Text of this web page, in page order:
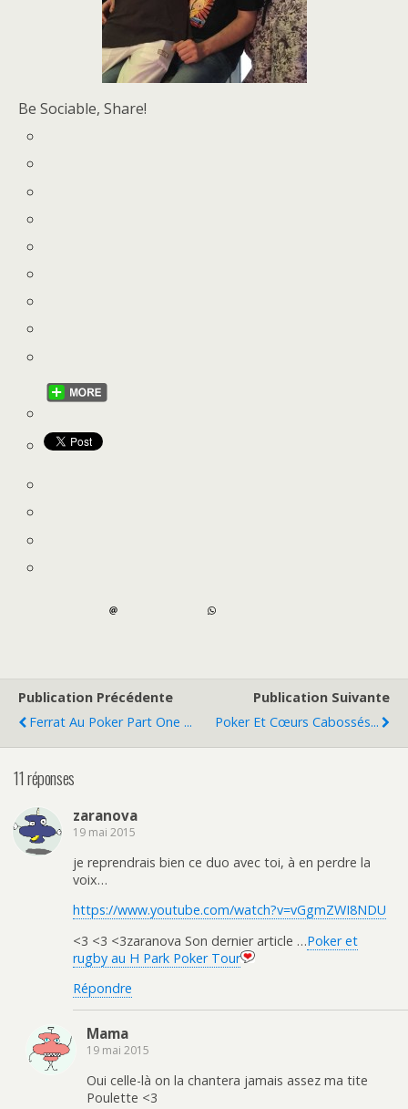
Be Sociable, Share!
Publication Précédente
Ferrat Au Poker Part One ...
Publication Suivante
Poker Et Cœurs Cabossés...
11 réponses
zaranova
19 mai 2015
je reprendrais bien ce duo avec toi, à en perdre la
voix…
https://www.youtube.com/watch?v=vGgmZWI8NDU
<3 <3 <3zaranova Son dernier article …Poker et
rugby au H Park Poker Tour
Répondre
Mama
19 mai 2015
Oui celle-là on la chantera jamais assez ma tite
Poulette <3